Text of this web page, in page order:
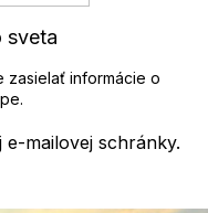
mailovej schránky.
sveta
zasielať informácie o